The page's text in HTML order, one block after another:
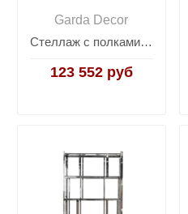
Garda Decor
Стеллаж с полками из МДФ 58DB-16003
123 552 руб